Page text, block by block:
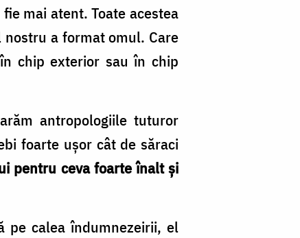
mai atent. Toate acestea
a format omul. Care
chip exterior sau în chip
antropologiile tuturor
foarte uşor cât de săraci
pentru ceva foarte înalt şi
pe calea îndumnezeirii, el